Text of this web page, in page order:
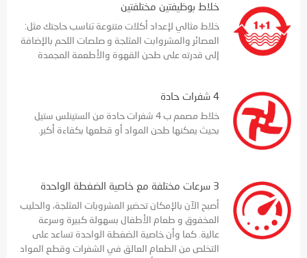
خلاط بوظيفتين مختلفتين
خلاط مثالي لإعداد أكلات متنوعة تناسب حاجتك مثل:
العصائر والمشروابت المثلجة و صلصات اللحم بالإضافة
إلى قدرته على طحن القهوة والأطعمة المجمدة
4 شفرات حادة
خلاط مصمم ب 4 شفرات حادة من الستينلس ستيل
بحيث يمكنها طحن المواد أو قطعها بكفاءة أكبر.
3 سرعات مختلفة مع خاصية الضغطة الواحدة
أصبح الآن بالإمكان تحضير المشروبات المثلجة، والحليب
المخفوق و طعام الأطفال بسهولة كبيرة وسرعة
عالية. كما وأن خاصية الضغطة الواحدة تساعد على
التخلص من الطعام العالق في الشفرات وقطع المواد